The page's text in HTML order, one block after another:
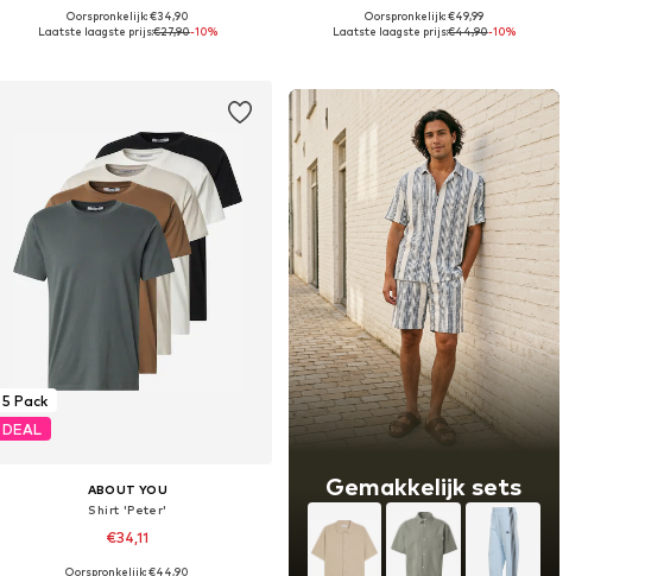
Beschikbare maten: XS, S, M, L, XL, XXL
Oorspronkelijk: €34,90
Laatste laagste prijs:€27,90-10%
Beschikbaar in vele maten
Oorspronkelijk: €49,99
Laatste laagste prijs:€44,90-10%
5 Pack
DEAL
ABOUT YOU
Shirt 'Peter'
€34,11
+9
Oorspronkelijk: €44,90
Gemakkelijk sets